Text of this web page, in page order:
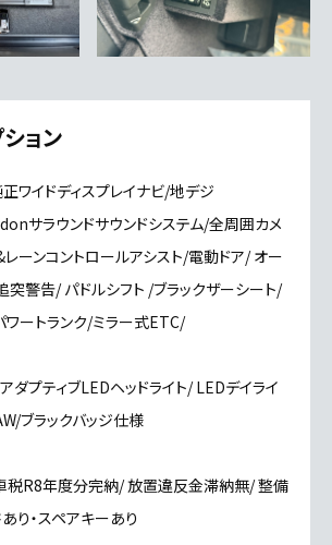
ョン
ワイドディスプレイナビ/地デジ
サラウンドサウンドシステム/全周囲カメ
ーンコントロールアシスト/電動ドア/ オー
突警告/ パドルシフト /ブラックザーシート/
ワートランク/ミラー式ETC/
プティブLEDヘッドライト/ LEDデイライ
ブラックバッジ仕様
R8年度分完納/ 放置違反金滞納無/ 整備
り・スペアキーあり